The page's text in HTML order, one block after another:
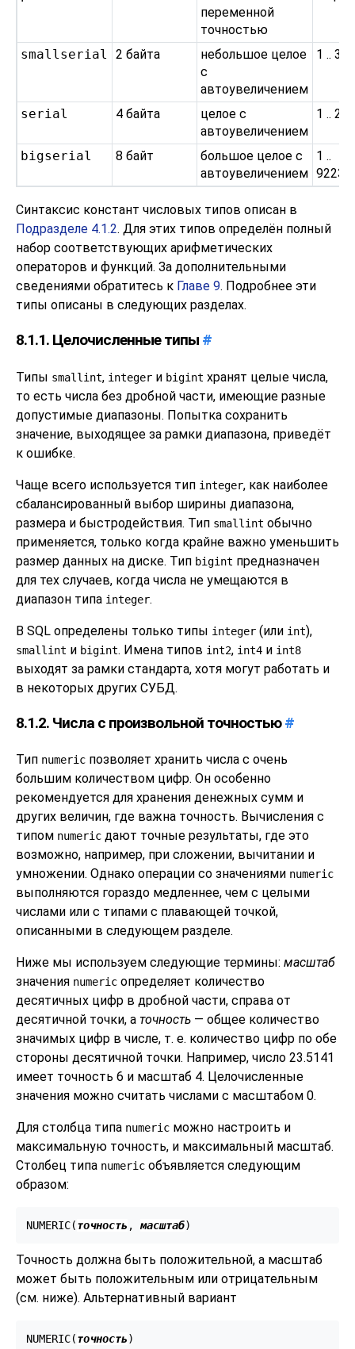
переменной
точностью
smallserial 2 байта
небольшое целое
с
автоувеличением
1 ..
serial 4 байта
целое с
автоувеличением
1 ..
bigserial 8 байт
большое целое с
автоувеличением
1 ..
Синтаксис констант числовых типов описан в
Подразделе 4.1.2. Для этих типов определён полный
набор соответствующих арифметических
операторов и функций. За дополнительными
сведениями обратитесь к Главе 9. Подробнее эти
типы описаны в следующих разделах.
8.1.1. Целочисленные типы #
Типы smallint, integer и bigint хранят целые числа,
то есть числа без дробной части, имеющие разные
допустимые диапазоны. Попытка сохранить
значение, выходящее за рамки диапазона, приведёт
к ошибке.
Чаще всего используется тип integer, как наиболее
сбалансированный выбор ширины диапазона,
размера и быстродействия. Тип smallint обычно
применяется, только когда крайне важно уменьшить
размер данных на диске. Тип bigint предназначен
для тех случаев, когда числа не умещаются в
диапазон типа integer.
В SQL определены только типы integer (или int),
smallint и bigint. Имена типов int2, int4 и int8
выходят за рамки стандарта, хотя могут работать и
в некоторых других СУБД.
8.1.2. Числа с произвольной точностью#
Тип numeric позволяет хранить числа с очень
большим количеством цифр. Он особенно
рекомендуется для хранения денежных сумм и
других величин, где важна точность. Вычисления с
типом numeric дают точные результаты, где это
возможно, например, при сложении, вычитании и
умножении. Однако операции со значениями numeric
выполняются гораздо медленнее, чем с целыми
числами или с типами с плавающей точкой,
описанными в следующем разделе.
Ниже мы используем следующие термины: масштаб
значения numeric определяет количество
десятичных цифр в дробной части, справа от
десятичной точки, а точность — общее количество
значимых цифр в числе, т. е. количество цифр по обе
стороны десятичной точки. Например, число 23.5141
имеет точность 6 и масштаб 4. Целочисленные
значения можно считать числами с масштабом 0.
Для столбца типа numeric можно настроить и
максимальную точность, и максимальный масштаб.
Столбец типа numeric объявляется следующим
образом:
NUMERIC(точность , масштаб)
Точность должна быть положительной, а масштаб
может быть положительным или отрицательным
(см. ниже). Альтернативный вариант
NUMERIC(точность)